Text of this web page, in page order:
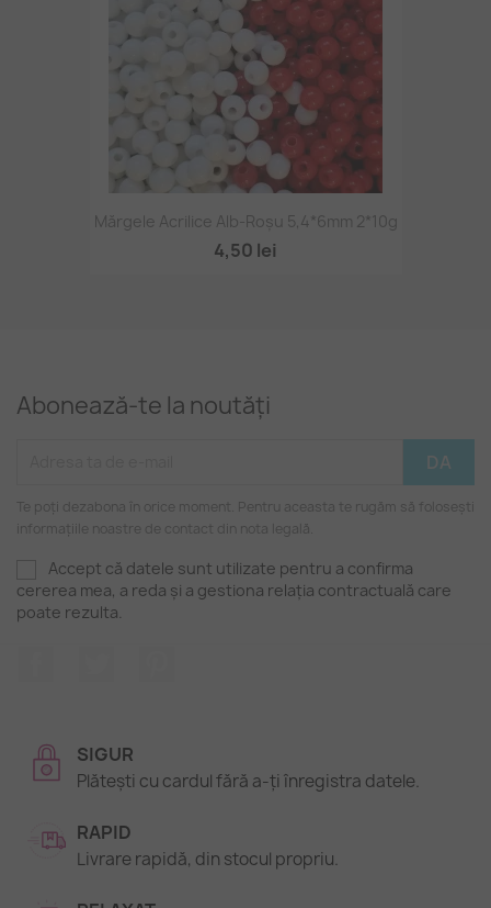
Mărgele Acrilice Alb-Roșu 5,4*6mm 2*10g
4,50 lei
Abonează-te la noutăți
Te poți dezabona în orice moment. Pentru aceasta te rugăm să folosești
informațiile noastre de contact din nota legală.
Accept că datele sunt utilizate pentru a confirma
cererea mea, a reda și a gestiona relația contractuală care
poate rezulta.
SIGUR
Plătești cu cardul fără a-ți înregistra datele.
RAPID
Livrare rapidă, din stocul propriu.